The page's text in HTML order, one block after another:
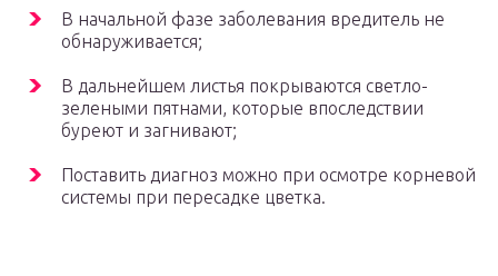
В начальной фазе заболевания вредитель не
обнаруживается;
В дальнейшем листья покрываются светло-
зелеными пятнами, которые впоследствии
буреют и загнивают;
Поставить диагноз можно при осмотре корневой
системы при пересадке цветка.